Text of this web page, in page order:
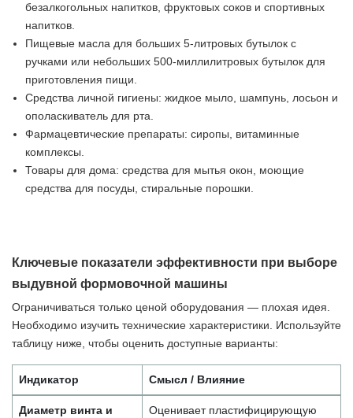
безалкогольных напитков, фруктовых соков и спортивных
напитков.
Пищевые масла для больших 5-литровых бутылок с
ручками или небольших 500-миллилитровых бутылок для
приготовления пищи.
Средства личной гигиены: жидкое мыло, шампунь, лосьон и
ополаскиватель для рта.
Фармацевтические препараты: сиропы, витаминные
комплексы.
Товары для дома: средства для мытья окон, моющие
средства для посуды, стиральные порошки.
Ключевые показатели эффективности при выборе
выдувной формовочной машины
Ограничиваться только ценой оборудования — плохая идея.
Необходимо изучить технические характеристики. Используйте
таблицу ниже, чтобы оценить доступные варианты:
Индикатор Смысл / Влияние
Диаметр винта и
Оценивает пластифицирующую